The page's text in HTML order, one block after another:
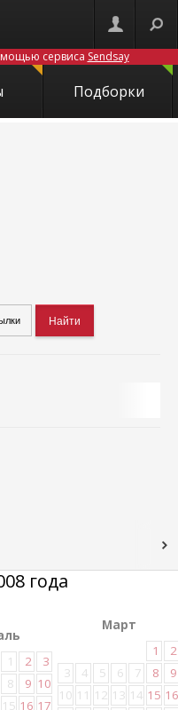
сервиса Sendsay
Подборки
года
1
2
3
8 9 10
15 16 17
Март
1
2
3
4 5 6 7 8
9
10 11 12 13 14 15 16